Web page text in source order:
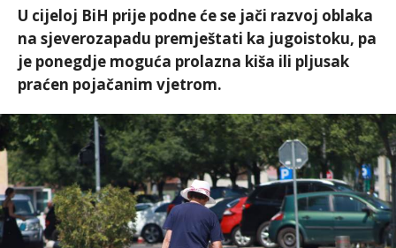
U cijeloj BiH prije podne će se jači razvoj oblaka
na sjeverozapadu premještati ka jugoistoku, pa
je ponegdje moguća prolazna kiša ili pljusak
praćen pojačanim vjetrom.